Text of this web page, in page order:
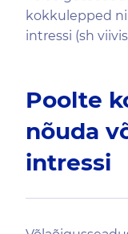
kokkulepped
intressi (sh
Poolte
nõuda
intressi